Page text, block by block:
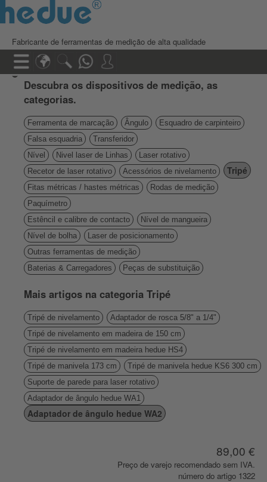
Fabricante de ferramentas de medição de alta qualidade
Descubra os dispositivos de medição, as
categorias.
Ferramenta de marcação Ângulo
Esquadro de carpinteiro
Falsa esquadria
Transferidor
Nível
Nivel laser de Linhas
Laser rotativo
Recetor de laser rotativo
Acessórios de nivelamento Tripé
Fitas métricas / hastes métricas
Rodas de medição
Paquímetro
Estêncil e calibre de contacto
Nível de mangueira
Nível de bolha
Laser de posicionamento
Outras ferramentas de medição
Baterias & Carregadores
Peças de substituição
Mais artigos na categoria Tripé
Tripé de nivelamento
Adaptador de rosca 5/8" a 1/4"
Tripé de nivelamento em madeira de 150 cm
Tripé de nivelamento em madeira hedue HS4
Tripé de manivela 173 cm
Tripé de manivela hedue KS6 300 cm
Suporte de parede para laser rotativo
Adaptador de ângulo hedue WA1
Adaptador de ângulo hedue WA2
89,00 €
Preço de varejo recomendado sem IVA.
número do artigo 1322